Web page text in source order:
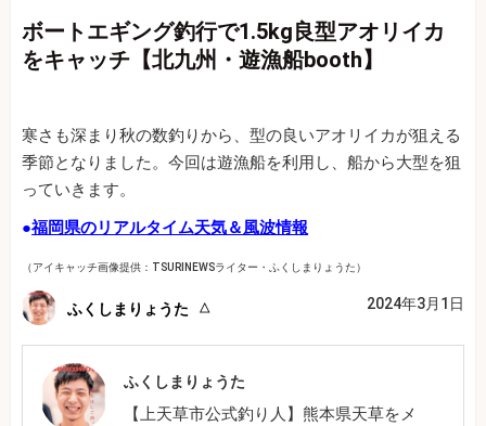
ボートエギング釣行で1.5kg良型アオリイカ
をキャッチ【北九州・遊漁船booth】
寒さも深まり秋の数釣りから、型の良いアオリイカが狙える
季節となりました。今回は遊漁船を利用し、船から大型を狙
っていきます。
●福岡県のリアルタイム天気＆風波情報
（アイキャッチ画像提供：TSURINEWSライター・ふくしまりょうた）
ふくしまりょうた 2024年3月1日
ふくしまりょうた
【上天草市公式釣り人】熊本県天草をメ